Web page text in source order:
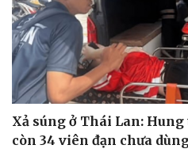
Xả súng ở Thái Lan:
còn 34 viên đạn chưa